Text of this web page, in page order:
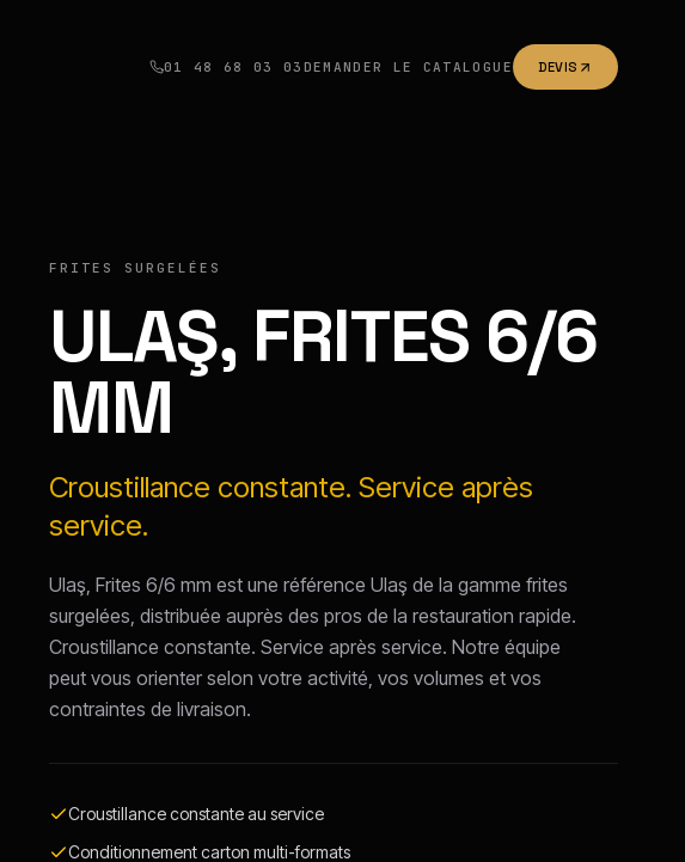
01 48 68 03 03 DEMANDER LE CATALOGUE DEVIS
FRITES SURGELÉES
ULAŞ, FRITES 6/6
MM
Croustillance constante. Service après
service.
Ulaş, Frites 6/6 mm est une référence Ulaş de la gamme frites
surgelées, distribuée auprès des pros de la restauration rapide.
Croustillance constante. Service après service. Notre équipe
peut vous orienter selon votre activité, vos volumes et vos
contraintes de livraison.
Croustillance constante au service
Conditionnement carton multi-formats